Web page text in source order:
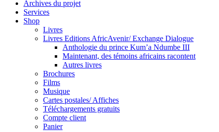
Archives du projet
Services
Shop
Livres
Livres Editions AfricAvenir/ Exchange Dialogue
Anthologie du prince Kum’a Ndumbe III
Maintenant, des témoins africains racontent
Autres livres
Brochures
Films
Musique
Cartes postales/ Affiches
Téléchargements gratuits
Compte client
Panier